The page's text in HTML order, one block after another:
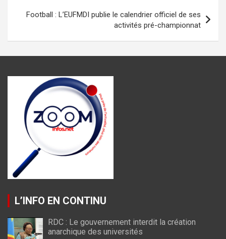
Football : L’EUFMDI publie le calendrier officiel de ses
activités pré-championnat
L’INFO EN CONTINU
RDC : Le gouvernement interdit la création
anarchique des universités